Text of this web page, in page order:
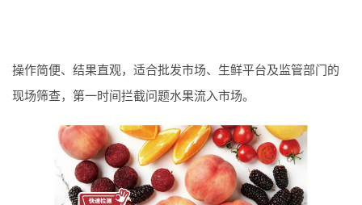
操作简便、结果直观，适合批发市场、生鲜平台及监管部门的
现场筛查，第一时间拦截问题水果流入市场。